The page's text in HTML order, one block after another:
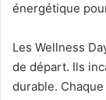
énergétique
Les Wellness
de départ. Ils
durable.